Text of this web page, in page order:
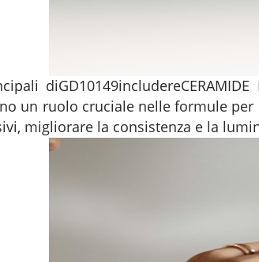
diGD10149includereCERAMIDE
un ruolo cruciale nelle formule
migliorare la consistenza e la